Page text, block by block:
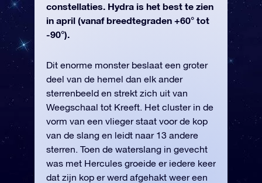
constellaties. Hydra is het best te zien
in april (vanaf breedtegraden +60° tot
-90°).
Dit enorme monster beslaat een groter
deel van de hemel dan elk ander
sterrenbeeld en strekt zich uit van
Weegschaal tot Kreeft. Het cluster in de
vorm van een vlieger staat voor de kop
van de slang en leidt naar 13 andere
sterren. Toen de waterslang in gevecht
was met Hercules groeide er iedere keer
dat zijn kop er werd afgehakt weer een